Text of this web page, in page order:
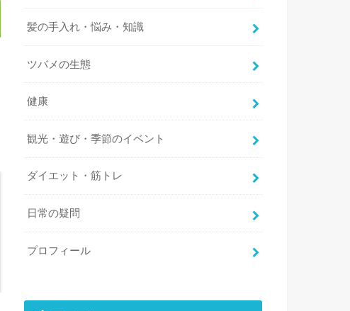
髪の手入れ・悩み・知識
ツバメの生態
健康
観光・遊び・季節のイベント
ダイエット・筋トレ
日常の疑問
プロフィール